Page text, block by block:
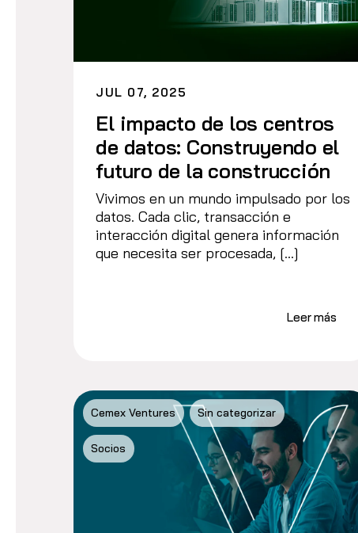
JUL 07, 2025
El impacto de los centros
de datos: Construyendo el
futuro de la construcción
Vivimos en un mundo impulsado por los
datos. Cada clic, transacción e
interacción digital genera información
que necesita ser procesada, […]
Leer más
Cemex Ventures Sin categorizar
Socios